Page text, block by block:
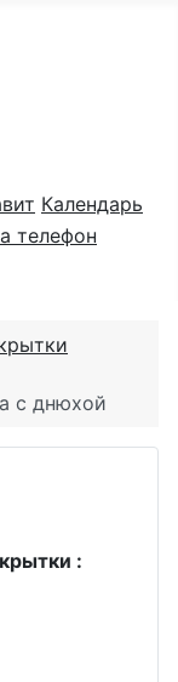
Календарь
с днюхой
: